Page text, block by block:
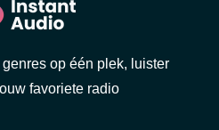
op één plek, luister
favoriete radio